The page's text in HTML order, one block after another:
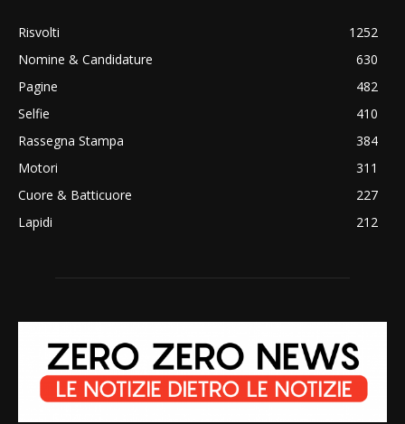
Risvolti
1252
Nomine & Candidature
630
Pagine
482
Selfie
410
Rassegna Stampa
384
Motori
311
Cuore & Batticuore
227
Lapidi
212